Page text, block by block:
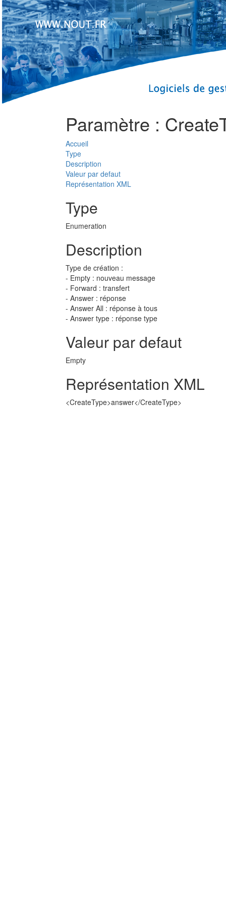
Paramètre :
Accueil
Type
Description
Valeur par defaut
Représentation XML
Type
Enumeration
Description
Type de création :
- Empty : nouveau message
- Forward : transfert
- Answer : réponse
- Answer All : réponse à tous
- Answer type : réponse type
Valeur par defaut
Empty
Représentation XML
<CreateType>answer</CreateType>